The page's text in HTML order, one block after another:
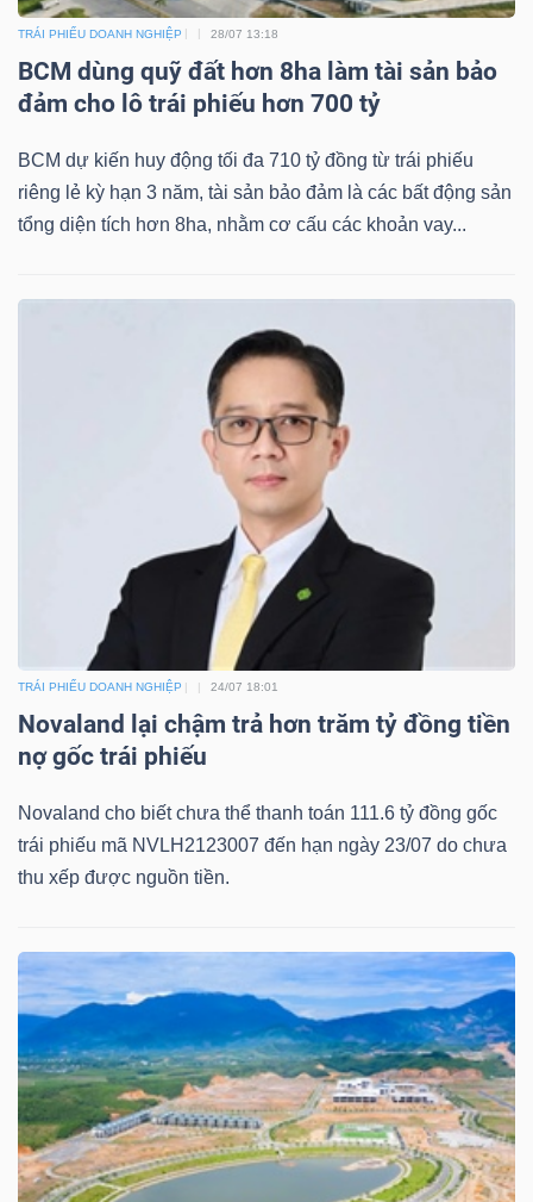
TRÁI PHIẾU DOANH NGHIỆP 28/07 13:18
BCM dùng quỹ đất hơn 8ha làm tài sản bảo
đảm cho lô trái phiếu hơn 700 tỷ
BCM dự kiến huy động tối đa 710 tỷ đồng từ trái phiếu
riêng lẻ kỳ hạn 3 năm, tài sản bảo đảm là các bất động sản
tổng diện tích hơn 8ha, nhằm cơ cấu các khoản vay...
TRÁI PHIẾU DOANH NGHIỆP 24/07 18:01
Novaland lại chậm trả hơn trăm tỷ đồng tiền
nợ gốc trái phiếu
Novaland cho biết chưa thể thanh toán 111.6 tỷ đồng gốc
trái phiếu mã NVLH2123007 đến hạn ngày 23/07 do chưa
thu xếp được nguồn tiền.
Mã
chứng
khoán
Tất cả Cổ phiếu Chứng chỉ quỹ
Người nội bộ Người liên quan
tác
(-)
Báo
cáo
phân
(-)
ngữ
(-)
Dịch